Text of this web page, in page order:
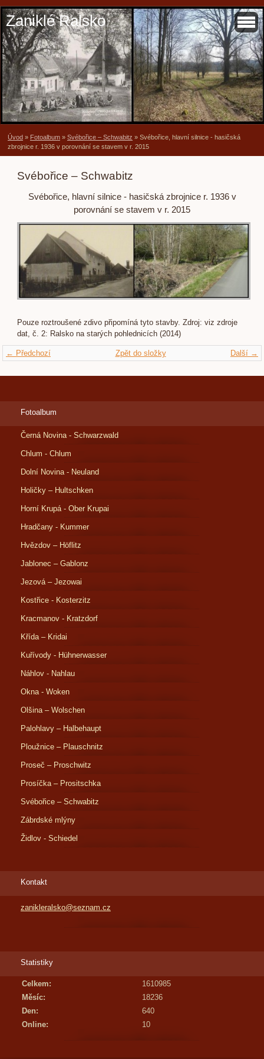
Zaniklé Ralsko
Úvod » Fotoalbum » Svébořice – Schwabitz » Svébořice, hlavní silnice - hasičská
zbrojnice r. 1936 v porovnání se stavem v r. 2015
Svébořice – Schwabitz
Svébořice, hlavní silnice - hasičská zbrojnice r. 1936 v
porovnání se stavem v r. 2015
Pouze roztroušené zdivo připomíná tyto stavby. Zdroj: viz zdroje
dat, č. 2: Ralsko na starých pohlednicích (2014)
← Předchozí Další →
Zpět do složky
Fotoalbum
Černá Novina - Schwarzwald
Chlum - Chlum
Dolní Novina - Neuland
Holičky – Hultschken
Horní Krupá - Ober Krupai
Hradčany - Kummer
Hvězdov – Höflitz
Jablonec – Gablonz
Jezová – Jezowai
Kostřice - Kosterzitz
Kracmanov - Kratzdorf
Křída – Kridai
Kuřívody - Hühnerwasser
Náhlov - Nahlau
Okna - Woken
Olšina – Wolschen
Palohlavy – Halbehaupt
Ploužnice – Plauschnitz
Proseč – Proschwitz
Prosíčka – Prositschka
Svébořice – Schwabitz
Zábrdské mlýny
Židlov - Schiedel
Kontakt
zanikleralsko@seznam.cz
Statistiky
Online: 10
Celkem:
1610985
Měsíc:
18236
Den:
640